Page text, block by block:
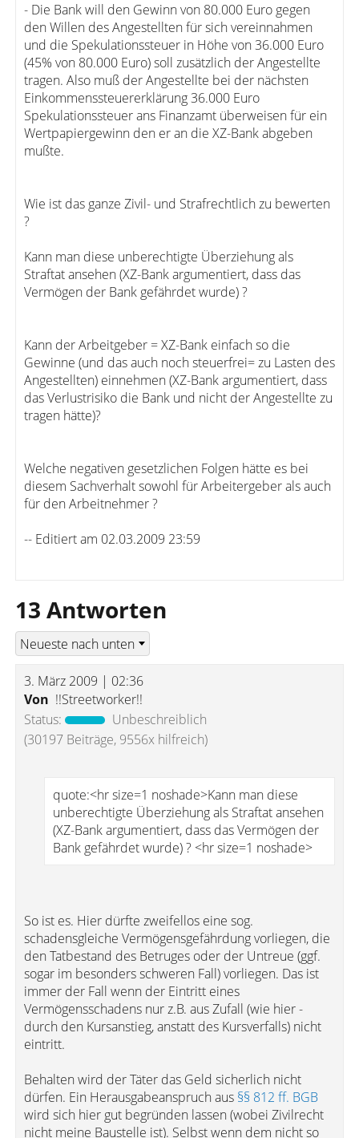
- Die Bank will den Gewinn von 80.000 Euro gegen
den Willen des Angestellten für sich vereinnahmen
und die Spekulationssteuer in Höhe von 36.000 Euro
(45% von 80.000 Euro) soll zusätzlich der Angestellte
tragen. Also muß der Angestellte bei der nächsten
Einkommenssteuererklärung 36.000 Euro
Spekulationssteuer ans Finanzamt überweisen für ein
Wertpapiergewinn den er an die XZ-Bank abgeben
mußte.
Wie ist das ganze Zivil- und Strafrechtlich zu bewerten
?
Kann man diese unberechtigte Überziehung als
Straftat ansehen (XZ-Bank argumentiert, dass das
Vermögen der Bank gefährdet wurde) ?
Kann der Arbeitgeber = XZ-Bank einfach so die
Gewinne (und das auch noch steuerfrei= zu Lasten des
Angestellten) einnehmen (XZ-Bank argumentiert, dass
das Verlustrisiko die Bank und nicht der Angestellte zu
tragen hätte)?
Welche negativen gesetzlichen Folgen hätte es bei
diesem Sachverhalt sowohl für Arbeitergeber als auch
für den Arbeitnehmer ?
-- Editiert am 02.03.2009 23:59
13 Antworten
3. März 2009 | 02:36
Von !!Streetworker!!
Status:
Unbeschreiblich
(30197 Beiträge, 9556x hilfreich)
quote:<hr size=1 noshade>Kann man diese
unberechtigte Überziehung als Straftat ansehen
(XZ-Bank argumentiert, dass das Vermögen der
Bank gefährdet wurde) ? <hr size=1 noshade>
So ist es. Hier dürfte zweifellos eine sog.
schadensgleiche Vermögensgefährdung vorliegen, die
den Tatbestand des Betruges oder der Untreue (ggf.
sogar im besonders schweren Fall) vorliegen. Das ist
immer der Fall wenn der Eintritt eines
Vermögensschadens nur z.B. aus Zufall (wie hier -
durch den Kursanstieg, anstatt des Kursverfalls) nicht
eintritt.
Behalten wird der Täter das Geld sicherlich nicht
dürfen. Ein Herausgabeanspruch aus §§ 812 ff. BGB
wird sich hier gut begründen lassen (wobei Zivilrecht
nicht meine Baustelle ist). Selbst wenn dem nicht so